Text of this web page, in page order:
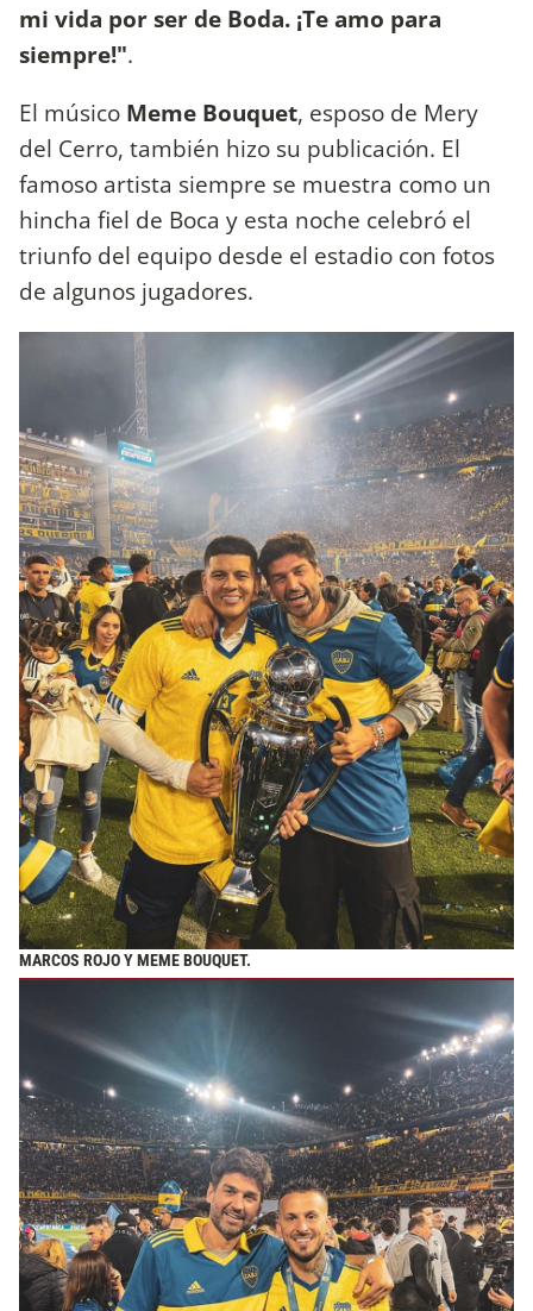
mi vida por ser de Boda. ¡Te amo para
siempre!".
El músico Meme Bouquet, esposo de Mery
del Cerro, también hizo su publicación. El
famoso artista siempre se muestra como un
hincha fiel de Boca y esta noche celebró el
triunfo del equipo desde el estadio con fotos
de algunos jugadores.
MARCOS ROJO Y MEME BOUQUET.